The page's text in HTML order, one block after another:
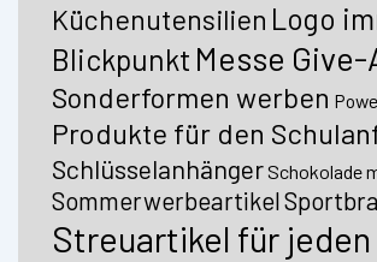
Küchenutensilien Logo
Blickpunkt Messe Give-
Sonderformen werben
Produkte für den
SchlüsselanhängerSchokolade
Sommerwerbeartikel
Streuartikel für jeden